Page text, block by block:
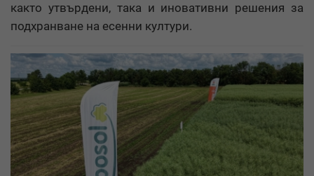
както утвърдени, така и иновативни решения за
подхранване на есенни култури.